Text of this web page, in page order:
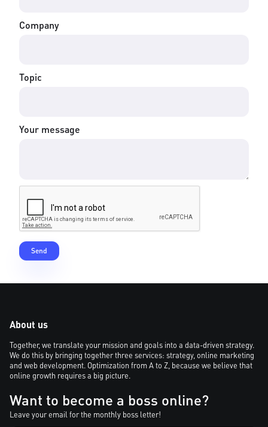
Company
Topic
Your message
About us
Together, we translate your mission and goals into a data-driven strategy.
We do this by bringing together three services: strategy, online marketing
and web development. Optimization from A to Z, because we believe that
online growth requires a big picture.
Want to become a boss online?
Leave your email for the monthly boss letter!